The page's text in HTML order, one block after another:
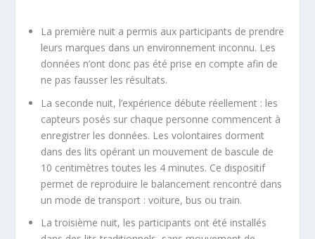
La première nuit a permis aux participants de prendre
leurs marques dans un environnement inconnu. Les
données n’ont donc pas été prise en compte afin de
ne pas fausser les résultats.
La seconde nuit, l’expérience débute réellement : les
capteurs posés sur chaque personne commencent à
enregistrer les données. Les volontaires dorment
dans des lits opérant un mouvement de bascule de
10 centimètres toutes les 4 minutes. Ce dispositif
permet de reproduire le balancement rencontré dans
un mode de transport : voiture, bus ou train.
La troisième nuit, les participants ont été installés